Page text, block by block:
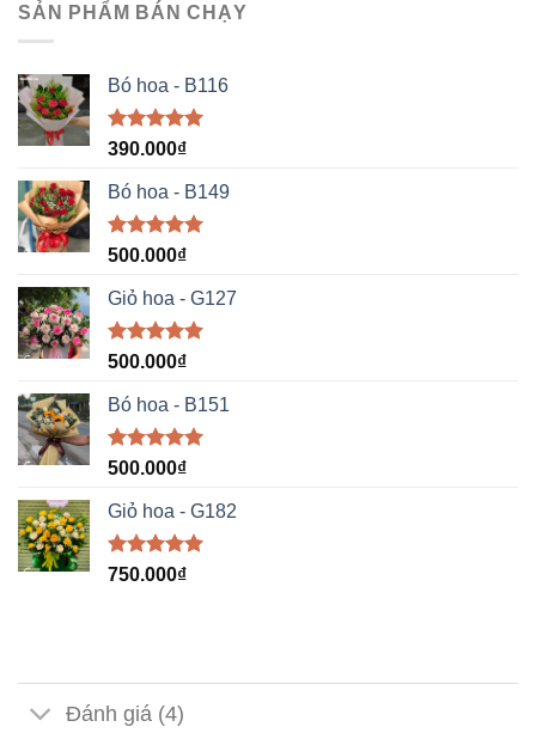
SẢN PHẨM BÁN CHẠY
Bó hoa - B116
Được xếp
5 sao
390.000₫
Bó hoa - B149
Được xếp
5 sao
500.000₫
Giỏ hoa - G127
Được xếp
5 sao
500.000₫
Bó hoa - B151
Được xếp
5 sao
500.000₫
Giỏ hoa - G182
Được xếp
750.000₫
Đánh giá (4)